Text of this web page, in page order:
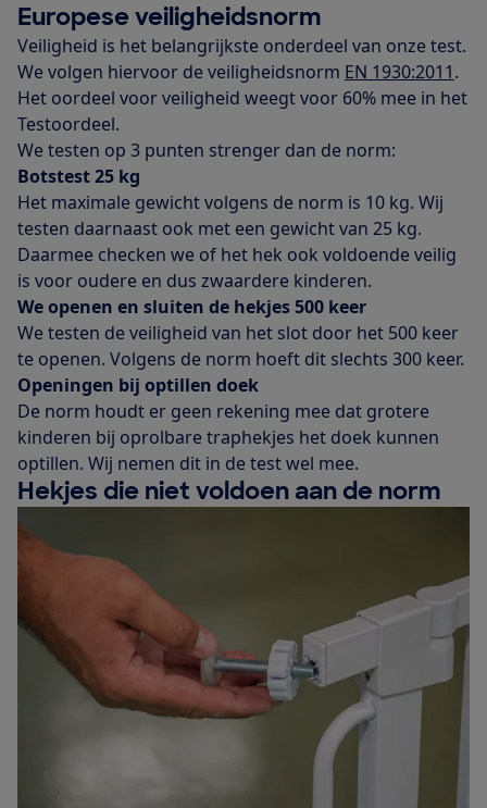
Europese veiligheidsnorm
Veiligheid is het belangrijkste onderdeel van onze test.
We volgen hiervoor de veiligheidsnorm EN 1930:2011.
Het oordeel voor veiligheid weegt voor 60% mee in het
Testoordeel.
We testen op 3 punten strenger dan de norm:
Botstest 25 kg
Het maximale gewicht volgens de norm is 10 kg. Wij
testen daarnaast ook met een gewicht van 25 kg.
Daarmee checken we of het hek ook voldoende veilig
is voor oudere en dus zwaardere kinderen.
We openen en sluiten de hekjes 500 keer
We testen de veiligheid van het slot door het 500 keer
te openen. Volgens de norm hoeft dit slechts 300 keer.
Openingen bij optillen doek
De norm houdt er geen rekening mee dat grotere
kinderen bij oprolbare traphekjes het doek kunnen
optillen. Wij nemen dit in de test wel mee.
Hekjes die niet voldoen aan de norm